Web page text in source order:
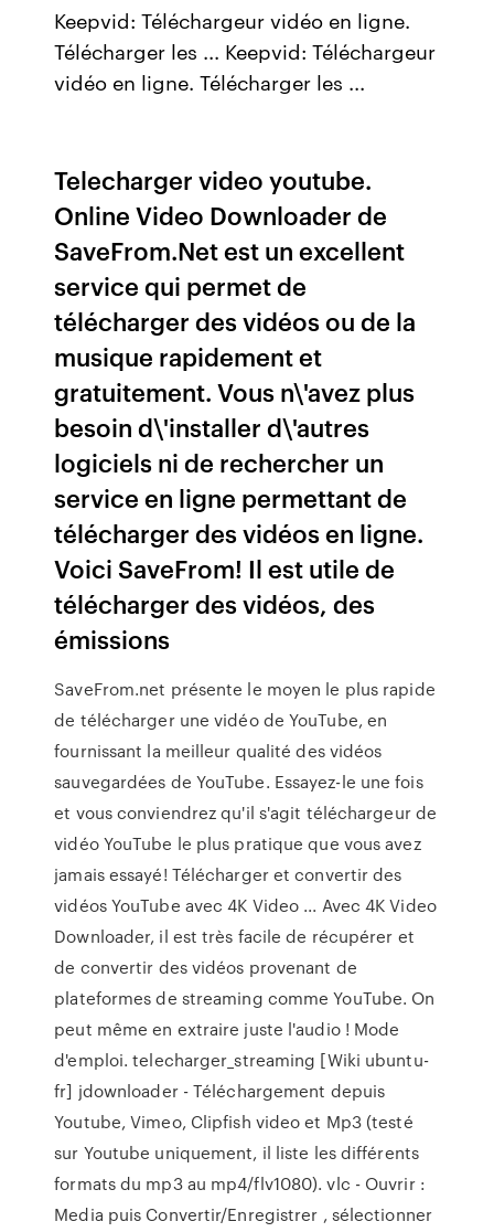
Keepvid: Téléchargeur vidéo en ligne.
Télécharger les ... Keepvid: Téléchargeur
vidéo en ligne. Télécharger les ...
Telecharger video youtube.
Online Video Downloader de
SaveFrom.Net est un excellent
service qui permet de
télécharger des vidéos ou de la
musique rapidement et
gratuitement. Vous n\'avez plus
besoin d\'installer d\'autres
logiciels ni de rechercher un
service en ligne permettant de
télécharger des vidéos en ligne.
Voici SaveFrom! Il est utile de
télécharger des vidéos, des
émissions
SaveFrom.net présente le moyen le plus rapide
de télécharger une vidéo de YouTube, en
fournissant la meilleur qualité des vidéos
sauvegardées de YouTube. Essayez-le une fois
et vous conviendrez qu'il s'agit téléchargeur de
vidéo YouTube le plus pratique que vous avez
jamais essayé! Télécharger et convertir des
vidéos YouTube avec 4K Video ... Avec 4K Video
Downloader, il est très facile de récupérer et
de convertir des vidéos provenant de
plateformes de streaming comme YouTube. On
peut même en extraire juste l'audio ! Mode
d'emploi. telecharger_streaming [Wiki ubuntu-
fr] jdownloader - Téléchargement depuis
Youtube, Vimeo, Clipfish video et Mp3 (testé
sur Youtube uniquement, il liste les différents
formats du mp3 au mp4/flv1080). vlc - Ouvrir :
Media puis Convertir/Enregistrer , sélectionner